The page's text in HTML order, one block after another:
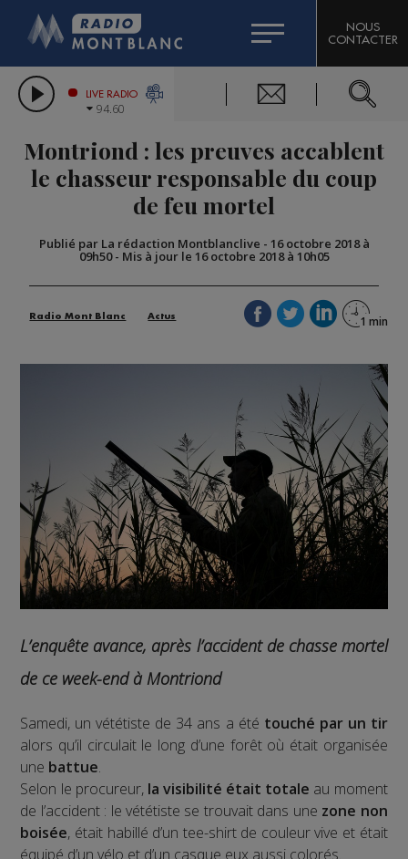
LES CHRONIQUES DE L'EXPERT
CITIZEN MACHINERY
GRAND MASSIF DOMAINES SKIABLES
BIGARD
COMPAGNIE DU MONT-BLANC
NOUS
CONTACTER
LIVE RADIO
94.60
Montriond : les preuves accablent
le chasseur responsable du coup
de feu mortel
Publié par La rédaction Montblanclive - 16 octobre 2018 à
09h50- Mis à jour le 16 octobre 2018 à 10h05
Radio Mont Blanc Actus
L’enquête avance, après l’accident de chasse mortel
de ce week-end à Montriond
Samedi, un vététiste de 34 ans a été touché par un tir
alors qu’il circulait le long d’une forêt où était organisée
une battue.
Selon le procureur, la visibilité était totale au moment
de l’accident : le vététiste se trouvait dans une zone non
boisée, était habillé d’un tee-shirt de couleur vive et était
équipé d’un vélo et d’un casque eux aussi colorés.